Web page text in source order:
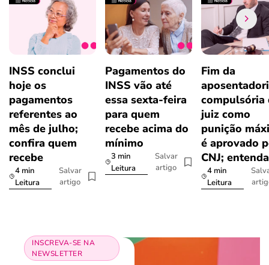
INSS conclui
hoje os
pagamentos
referentes ao
mês de julho;
confira quem
recebe
4 min
Leitura
Salvar
artigo
Pagamentos do
INSS vão até
essa sexta-feira
para quem
recebe acima do
mínimo
3 min
Leitura
Salvar
artigo
Fim da
compulsória
juiz como
punição
é aprovado
CNJ; entenda
4 min
Leitura
INSCREVA-SE NA
NEWSLETTER